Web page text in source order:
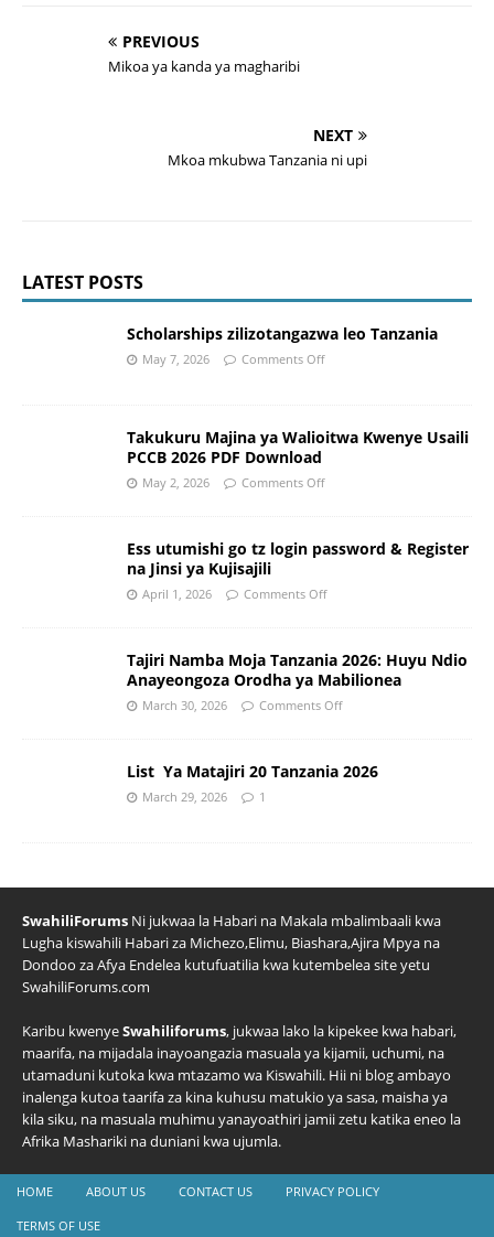
PREVIOUS
Mikoa ya kanda ya magharibi
NEXT
Mkoa mkubwa Tanzania ni upi
LATEST POSTS
Scholarships zilizotangazwa leo Tanzania
May 7, 2026 Comments Off
Takukuru Majina ya Walioitwa Kwenye Usaili
PCCB 2026 PDF Download
May 2, 2026 Comments Off
Ess utumishi go tz login password & Register
na Jinsi ya Kujisajili
April 1, 2026 Comments Off
Tajiri Namba Moja Tanzania 2026: Huyu Ndio
Anayeongoza Orodha ya Mabilionea
March 30, 2026 Comments Off
List Ya Matajiri 20 Tanzania 2026
March 29, 2026 1
SwahiliForums Ni jukwaa la Habari na Makala mbalimbaali kwa
Lugha kiswahili Habari za Michezo,Elimu, Biashara,Ajira Mpya na
Dondoo za Afya Endelea kutufuatilia kwa kutembelea site yetu
SwahiliForums.com
Karibu kwenyeSwahiliforums, jukwaa lako la kipekee kwa habari,
maarifa, na mijadala inayoangazia masuala ya kijamii, uchumi, na
utamaduni kutoka kwa mtazamo wa Kiswahili. Hii ni blog ambayo
inalenga kutoa taarifa za kina kuhusu matukio ya sasa, maisha ya
kila siku, na masuala muhimu yanayoathiri jamii zetu katika eneo la
Afrika Mashariki na duniani kwa ujumla.
HOME ABOUT US CONTACT US PRIVACY POLICY
TERMS OF USE